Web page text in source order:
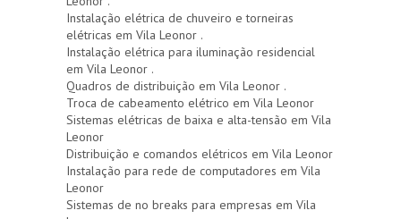
Instalação elétrica de chuveiro e torneiras
elétricas em Vila Leonor .
Instalação elétrica para iluminação residencial
em Vila Leonor .
Quadros de distribuição em Vila Leonor .
Troca de cabeamento elétrico em Vila Leonor
Sistemas elétricas de baixa e alta-tensão em Vila
Leonor
Distribuição e comandos elétricos em Vila Leonor
Instalação para rede de computadores em Vila
Leonor
Sistemas de no breaks para empresas em Vila